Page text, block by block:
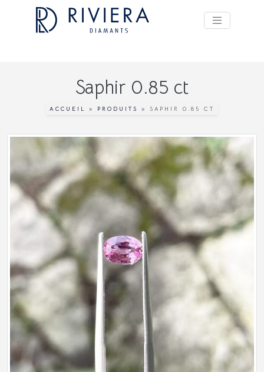
Saphir 0.85 ct
ACCUEIL » PRODUITS » SAPHIR 0.85 CT